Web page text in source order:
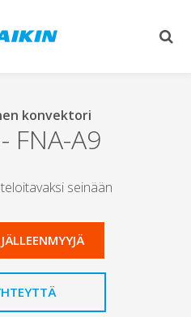
konvektori
- FNA-A9
seinään